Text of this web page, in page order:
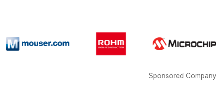
Sponsored Company